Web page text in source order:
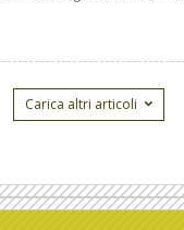
Carica altri articoli